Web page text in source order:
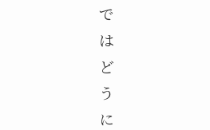
で
は
ど
う
に